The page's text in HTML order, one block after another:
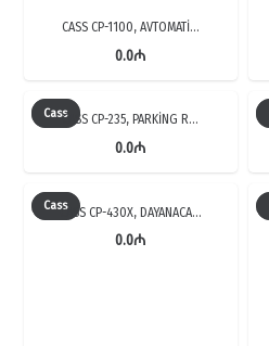
CASS CP-1100, AVTOMATİ…
0.0₼
CassCASS CP-235, PARKİNG R…
0.0₼
CassCASS CP-430X, DAYANACA…
0.0₼